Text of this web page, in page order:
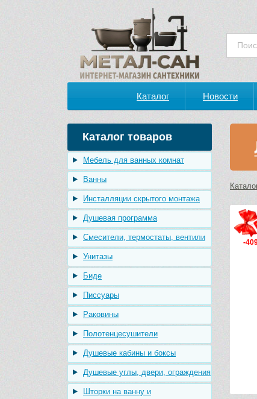
Каталог Новости
Каталог товаров
Мебель для ванных комнат
Ванны
Инсталляции скрытого монтажа
Душевая программа
Смесители, термостаты, вентили
Унитазы
Биде
Писсуары
Раковины
Полотенцесушители
Душевые кабины и боксы
Душевые углы, двери, ограждения
Шторки на ванну и
-